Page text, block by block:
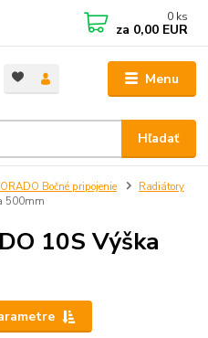
Menu
Hľadať
0 ks
za 0,00 EUR
Bočné pripojenie
Radiátory
500mm
10S Výška